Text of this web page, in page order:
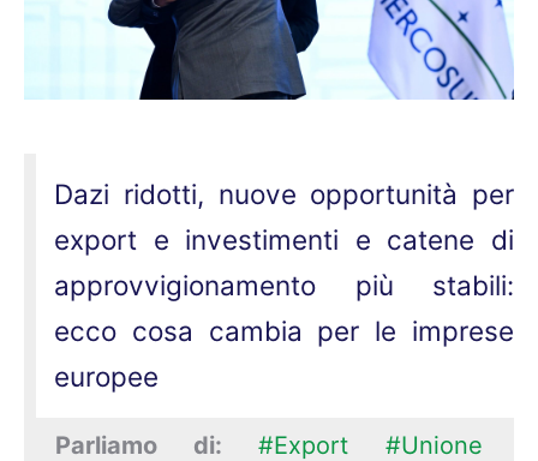
Dazi ridotti, nuove opportunità per
export e investimenti e catene di
approvvigionamento più stabili:
ecco cosa cambia per le imprese
europee
Parliamo di: #Export
#Unione